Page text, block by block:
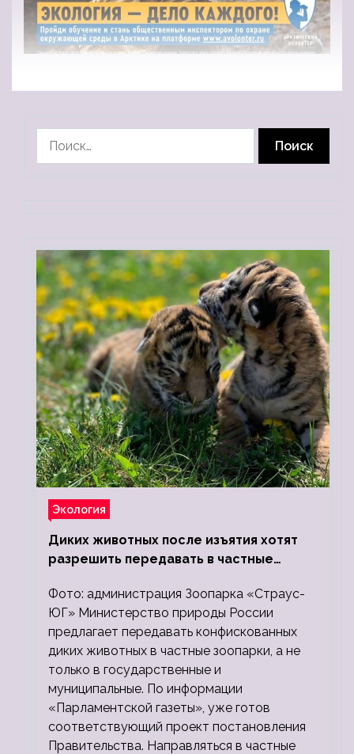
Экология
Диких животных после изъятия хотят
разрешить передавать в частные
Фото: администрация Зоопарка «Страус-
ЮГ» Министерство природы России
предлагает передавать конфискованных
диких животных в частные зоопарки, а не
только в государственные и
муниципальные. По информации
«Парламентской газеты», уже готов
соответствующий проект постановления
Правительства. Направляться в частные